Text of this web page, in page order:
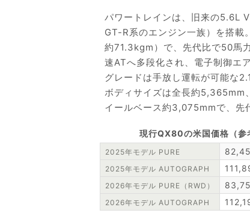
パワートレインは、旧来の5.6L
GT-R系のエンジン一族）を搭
約71.3kgm）で、先代比で50馬
速ATへ多段化され、電子制御エ
グレードは手放し運転が可能な
ボディサイズは全長約5,365mm
イールベース約3,075mmで、先
現行QX80の米国価格（参
2025年モデル PURE
2025年モデル AUTOGRAPH
2026年モデル PURE（RWD）
2026年モデル AUTOGRAPH